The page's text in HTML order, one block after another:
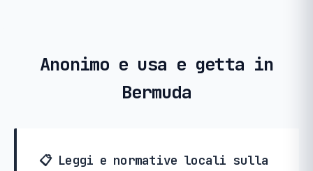
Anonimo e usa e getta in
Bermuda
📋 Leggi e normative locali sulla